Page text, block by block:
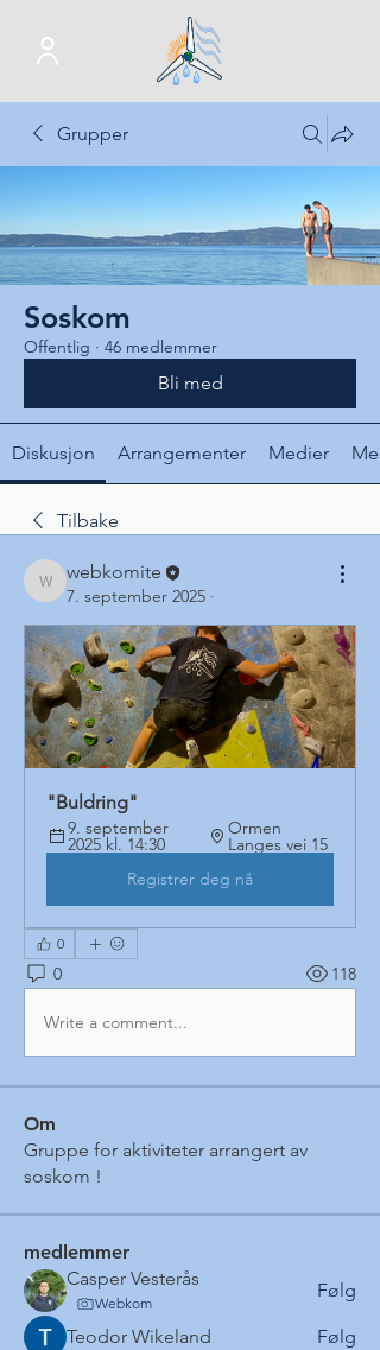
Grupper
Soskom
Offentlig · 46 medlemmer
Bli med
Diskusjon Arrangementer Medier
Tilbake
webkomite
webkomite
7. september 2025 ·
"Buldring"
9. september
2025 kl. 14:30
Ormen
Langes vei 15
Registrer deg nå
0
0 118
Write a comment...
Om
Gruppe for aktiviteter arrangert av
soskom !
medlemmer
Casper Vesterås
Webkom
Følg
Teodor Wikeland
Følg